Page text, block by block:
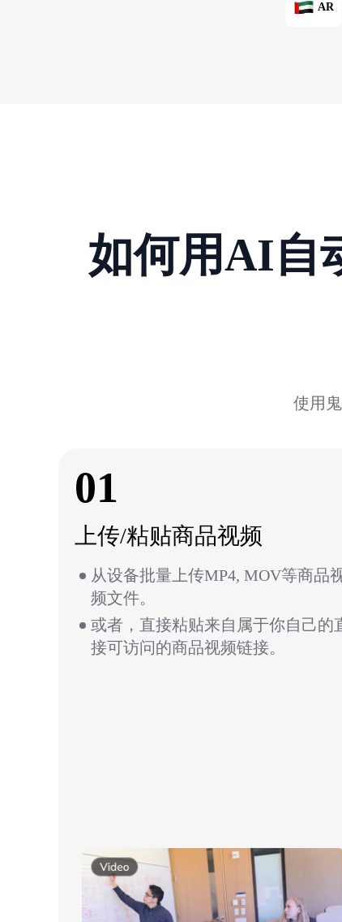
AR
如何用AI自
使用
01
上传/粘贴商品视频
从设备批量上传MP4, MOV等商品
频文件。
或者，直接粘贴来自属于你自己的
接可访问的商品视频链接。